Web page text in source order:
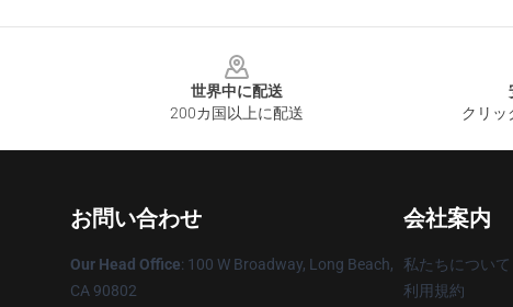
世界中に配送
200カ国以上に配送
クリッ
お問い合わせ
Our Head Office: 100 W Broadway, Long Beach,
CA 90802
会社案内
私たちについて
利用規約